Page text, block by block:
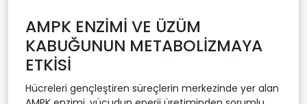
AMPK ENZİMİ VE ÜZÜM
KABUĞUNUN METABOLİZMAYA
ETKİSİ
Hücreleri gençleştiren süreçlerin merkezinde yer alan